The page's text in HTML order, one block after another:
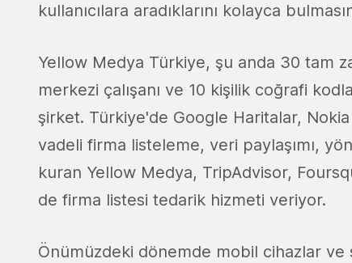
kullanıcılara aradıklarını kolayca
Yellow Medya Türkiye, şu anda 30 tam
merkezi çalışanı ve 10 kişilik coğrafi
şirket. Türkiye'de Google Haritalar,
vadeli firma listeleme, veri paylaşımı,
kuran Yellow Medya, TripAdvisor,
de firma listesi tedarik hizmeti veriyor.
Önümüzdeki dönemde mobil cihazlar ve